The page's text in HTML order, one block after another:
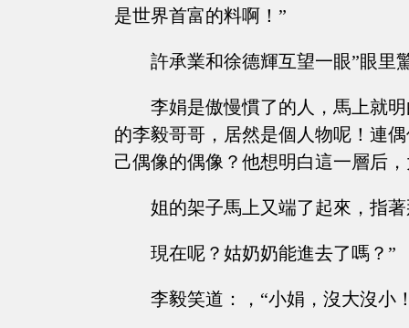
是世界首富的料啊！”
許承業和徐德輝互望一眼”眼里
李娟是傲慢慣了的人，馬上就
的李毅哥哥，居然是個人物呢！連
己偶像的偶像？他想明白這一層后
姐的架子馬上又端了起來，指
現在呢？姑奶奶能進去了嗎？”
李毅笑道：，“小娟，沒大沒小